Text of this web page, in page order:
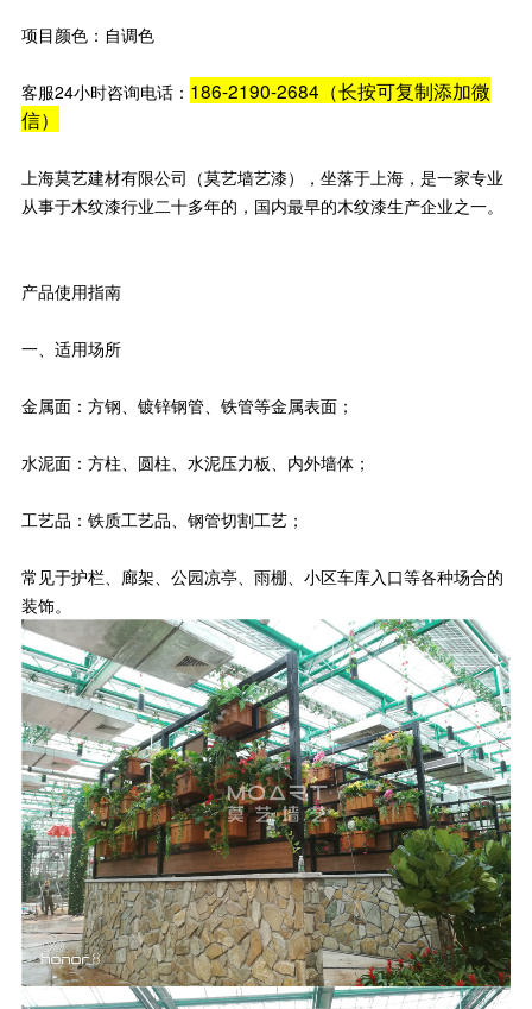
项目颜色：自调色
客服24小时咨询电话： 186-2190-2684（长按可复制添加微
信）
上海莫艺建材有限公司（莫艺墙艺漆），坐落于上海，是一家专业
从事于木纹漆行业二十多年的，国内最早的木纹漆生产企业之一。
产品使用指南
一、适用场所
金属面：方钢、镀锌钢管、铁管等金属表面；
水泥面：方柱、圆柱、水泥压力板、内外墙体；
工艺品：铁质工艺品、钢管切割工艺；
常见于护栏、廊架、公园凉亭、雨棚、小区车库入口等各种场合的
装饰。